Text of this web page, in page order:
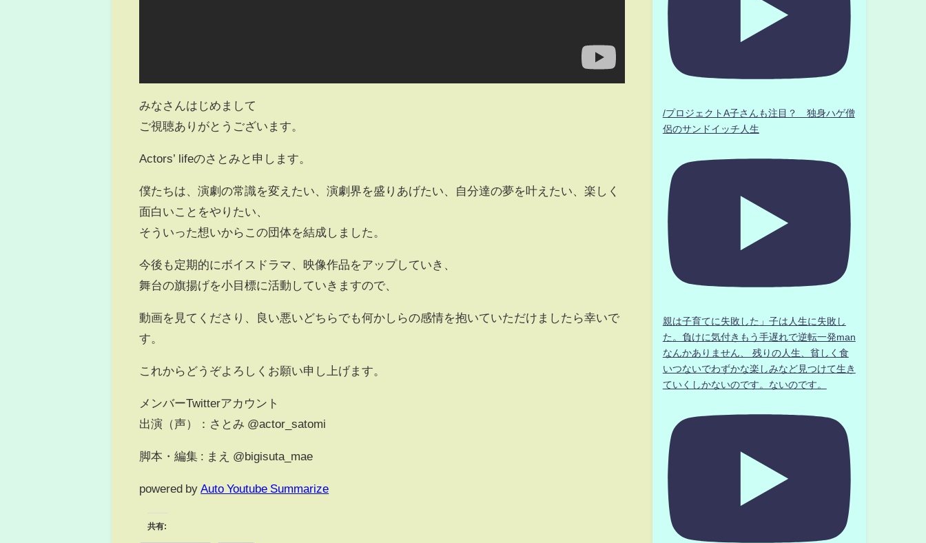
みなさんはじめまして
ご視聴ありがとうございます。
Actors’ lifeのさとみと申します。
僕たちは、演劇の常識を変えたい、演劇界を盛りあげたい、自分達の夢を叶えたい、楽しく
面白いことをやりたい、
そういった想いからこの団体を結成しました。
今後も定期的にボイスドラマ、映像作品をアップしていき、
舞台の旗揚げを小目標に活動していきますので、
動画を見てくださり、良い悪いどちらでも何かしらの感情を抱いていただけましたら幸いで
す。
これからどうぞよろしくお願い申し上げます。
メンバーTwitterアカウント
出演（声）：さとみ @actor_satomi
脚本・編集 : まえ @bigisuta_mae
powered by Auto Youtube Summarize
共有:
/プロジェクトA子さんも注目？ 独身ハゲ僧
侶のサンドイッチ人生
親は子育てに失敗した」子は人生に失敗し
た。負けに気付きもう手遅れで逆転一発man
なんかありません、 残りの人生、貧しく食
いつないでわずかな楽しみなど見つけて生き
ていくしかないのです。ないのです。